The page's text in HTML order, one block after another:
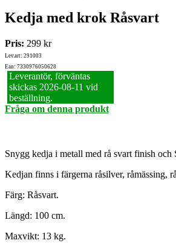
Kedja med krok Råsvart
Pris: 299 kr
Lev.art: 291003
Ean: 7330976050628
Leverantör, förväntas
skickas 2026‑08‑11 vid
beställning.
Fråga om denna produkt
Snygg kedja i metall med rå svart finish
Kedjan finns i färgerna råsilver, råmässing,
Färg: Råsvart.
Längd: 100 cm.
Maxvikt: 13 kg.